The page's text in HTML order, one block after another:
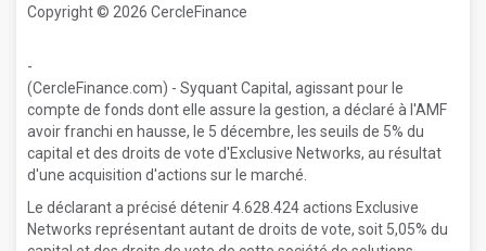
Copyright © 2026 CercleFinance
-
(CercleFinance.com) - Syquant Capital, agissant pour le
compte de fonds dont elle assure la gestion, a déclaré à l'AMF
avoir franchi en hausse, le 5 décembre, les seuils de 5% du
capital et des droits de vote d'Exclusive Networks, au résultat
d'une acquisition d'actions sur le marché.
Le déclarant a précisé détenir 4.628.424 actions Exclusive
Networks représentant autant de droits de vote, soit 5,05% du